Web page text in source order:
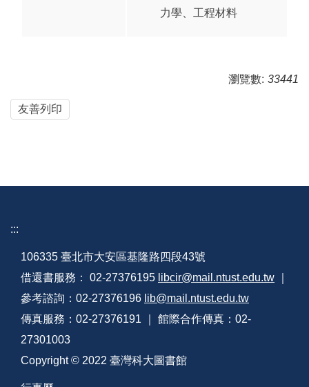
力學
工程材料
瀏覽數: 33441
友善列印
:::
106335 臺北市大安區基隆路四段43號
借還書服務： 02-27376195 libcir@mail.ntust.edu.tw
參考諮詢：02-27376196 lib@mail.ntust.edu.tw
傳真服務：02-27376191 ｜ 館際合作傳真：02-
27301003
Copyright © 2022 臺灣科大圖書館